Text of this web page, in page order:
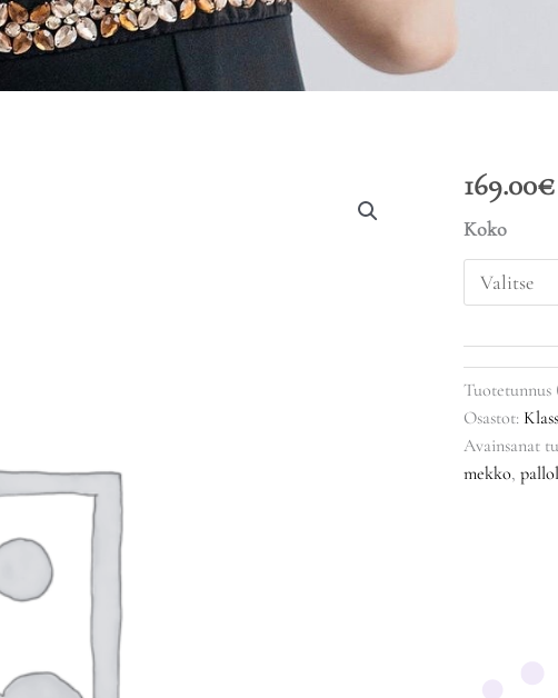
169.00€
Koko
Tuotetunnus
Osastot:
Avainsanat
mekko,